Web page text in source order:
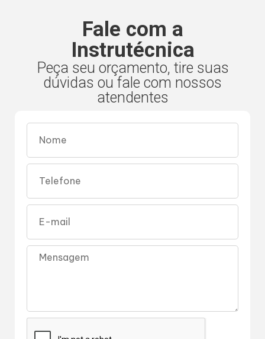
Fale com a
Instrutécnica
Peça seu orçamento, tire suas
dúvidas ou fale com nossos
atendentes